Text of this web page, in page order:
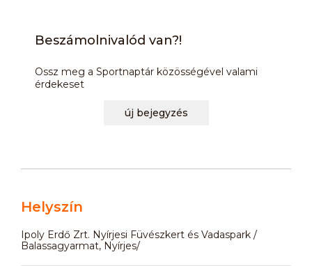
Beszámolnivalód van?!
Ossz meg a Sportnaptár közösségével valami
érdekeset
új bejegyzés
Helyszín
Ipoly Erdő Zrt. Nyírjesi Füvészkert és Vadaspark /
Balassagyarmat, Nyírjes/